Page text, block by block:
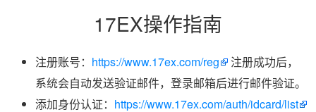
17EX操作指南
注册账号： https://www.17ex.com/reg
注册成功后，
系统会自动发送验证邮件，登录邮箱后进行邮件验证。
添加身份认证： https://www.17ex.com/auth/idcard/list